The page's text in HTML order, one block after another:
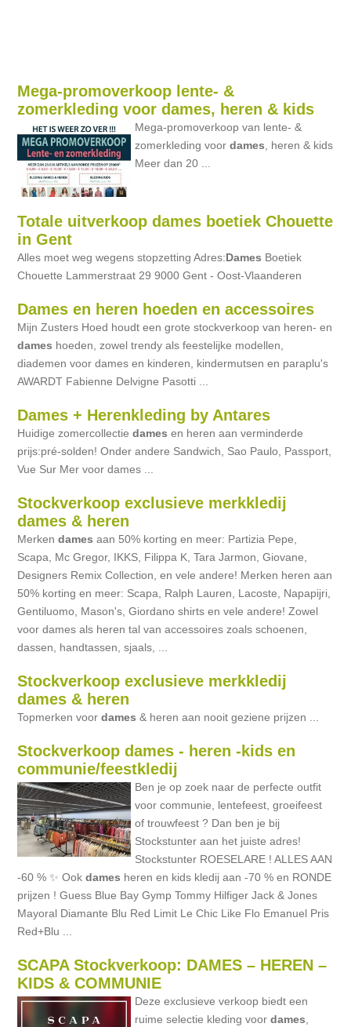
Mega-promoverkoop lente- &
zomerkleding voor dames, heren & kids
Mega-promoverkoop van lente- &
zomerkleding voordames , heren & kids
Meer dan 20 ...
Totale uitverkoop dames boetiek Chouette
in Gent
Alles moet weg wegens stopzetting Adres:Dames Boetiek
Chouette Lammerstraat 29 9000 Gent - Oost-Vlaanderen
Dames en heren hoeden en accessoires
Mijn Zusters Hoed houdt een grote stockverkoop van heren- en
dames hoeden, zowel trendy als feestelijke modellen,
diademen voor dames en kinderen, kindermutsen en paraplu's
AWARDT Fabienne Delvigne Pasotti ...
Dames + Herenkleding by Antares
Huidige zomercollectiedames en heren aan verminderde
prijs:pré-solden! Onder andere Sandwich, Sao Paulo, Passport,
Vue Sur Mer voor dames ...
Stockverkoop exclusieve merkkledij
dames & heren
Merkendames aan 50% korting en meer: Partizia Pepe,
Scapa, Mc Gregor, IKKS, Filippa K, Tara Jarmon, Giovane,
Designers Remix Collection, en vele andere! Merken heren aan
50% korting en meer: Scapa, Ralph Lauren, Lacoste, Napapijri,
Gentiluomo, Mason's, Giordano shirts en vele andere! Zowel
voor dames als heren tal van accessoires zoals schoenen,
dassen, handtassen, sjaals, ...
Stockverkoop exclusieve merkkledij
dames & heren
Topmerken voordames & heren aan nooit geziene prijzen ...
Stockverkoop dames - heren -kids en
communie/feestkledij
Ben je op zoek naar de perfecte outfit
voor communie, lentefeest, groeifeest
of trouwfeest ? Dan ben je bij
Stockstunter aan het juiste adres!
Stockstunter ROESELARE ! ALLES AAN
-60 % ✨ Ookdames heren en kids kledij aan -70 % en RONDE
prijzen ! Guess Blue Bay Gymp Tommy Hilfiger Jack & Jones
Mayoral Diamante Blu Red Limit Le Chic Like Flo Emanuel Pris
Red+Blu ...
SCAPA Stockverkoop: DAMES – HEREN –
KIDS & COMMUNIE
Deze exclusieve verkoop biedt een
ruime selectie kleding voordames